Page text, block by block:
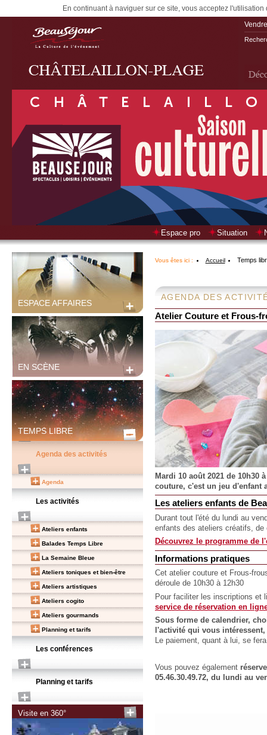
En continuant à naviguer sur ce site, vous acceptez
Espace pro Situation
ESPACE AFFAIRES
EN SCÈNE
TEMPS LIBRE
Agenda des activités
Agenda
Les activités
Ateliers enfants
Balades Temps Libre
La Semaine Bleue
Ateliers toniques et bien-être
Ateliers artistiques
Ateliers cogito
Ateliers gourmands
Planning et tarifs
Les conférences
Planning et tarifs
Visite en 360°
Vous êtes ici : Accueil Temps
AGENDA DES
Atelier Couture et Frous-
Mardi 10 août 2021 de 10h30
couture, c'est un jeu d'enfant
Les ateliers enfants de
Durant tout l'été du lundi au
enfants des ateliers créatifs,
Découvrez le programme de
Informations pratiques
Cet atelier couture et Frous-
déroule de 10h30 à 12h30
Pour faciliter les inscriptions et
service de réservation en
Sous forme de calendrier,
l'activité qui vous
Le paiement, quant à lui, se
Vous pouvez également
05.46.30.49.72, du lundi au